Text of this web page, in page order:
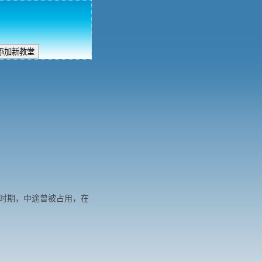
期，中途曾被占用，在